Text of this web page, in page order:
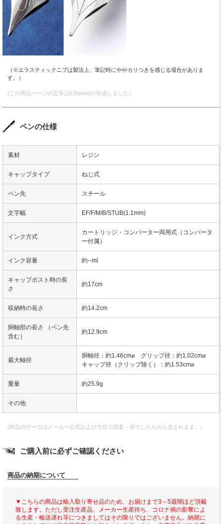
（※エラスティックニブは製法上、筆記時にややカリつきを感じる場合がありま
す。）
(この商品ページの文章はIl Duomoが作成しました）
ペンの仕様
素材 レジン
キャップタイプ ねじ式
ペン先 スチール
文字幅 EF/F/M/B/STUB(1.1mm)
インク方式
カートリッジ・コンバーター両用式（コンバータ
ー付属）
インク容量 約--ml
キャップポスト時の長
さ
約17cm
収納時の長さ 約14.2cm
胴軸部の長さ （ペン先
含む）
約12.9cm
最大軸径
胴軸径：約1.46cm⌀ グリップ径：約1.02cm⌀
キャップ径（クリップ除く）：約1.53cm⌀
重量 約25.9g
その他
(商品のデータはメーカー公式および当店で調査・採寸したものも含まれます。）
ご購入前に必ずご確認ください
商品の納期について
▼こちらの商品は輸入取り寄せ品のため、お届けまで3～5週間ほど頂戴
致します。ただし受注生産品、メーカー生産待ち、コロナ禍の影響によ
る生産・輸送遅れ等につきましてはその限りではございません。納期に